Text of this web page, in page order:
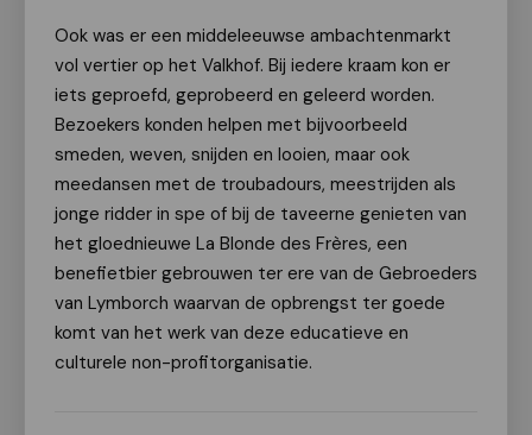
Ook was er een middeleeuwse ambachtenmarkt
vol vertier op het Valkhof. Bij iedere kraam kon er
iets geproefd, geprobeerd en geleerd worden.
Bezoekers konden helpen met bijvoorbeeld
smeden, weven, snijden en looien, maar ook
meedansen met de troubadours, meestrijden als
jonge ridder in spe of bij de taveerne genieten van
het gloednieuwe La Blonde des Frères, een
benefietbier gebrouwen ter ere van de Gebroeders
van Lymborch waarvan de opbrengst ter goede
komt van het werk van deze educatieve en
culturele non-profitorganisatie.